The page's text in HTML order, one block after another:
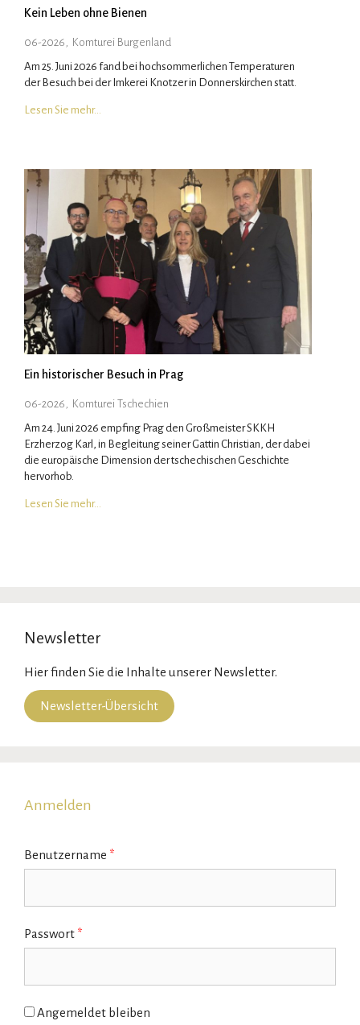
Kein Leben ohne Bienen
06-2026 , Komturei Burgenland
Am 25. Juni 2026 fand bei hochsommerlichen Temperaturen
der Besuch bei der Imkerei Knotzer in Donnerskirchen statt.
Lesen Sie mehr…
Ein historischer Besuch in Prag
06-2026 , Komturei Tschechien
Am 24. Juni 2026 empfing Prag den Großmeister SKKH
Erzherzog Karl, in Begleitung seiner Gattin Christian, der dabei
die europäische Dimension der tschechischen Geschichte
hervorhob.
Lesen Sie mehr…
Newsletter
Hier finden Sie die Inhalte unserer Newsletter.
Newsletter-Übersicht
Anmelden
Benutzername *
Passwort *
Angemeldet bleiben